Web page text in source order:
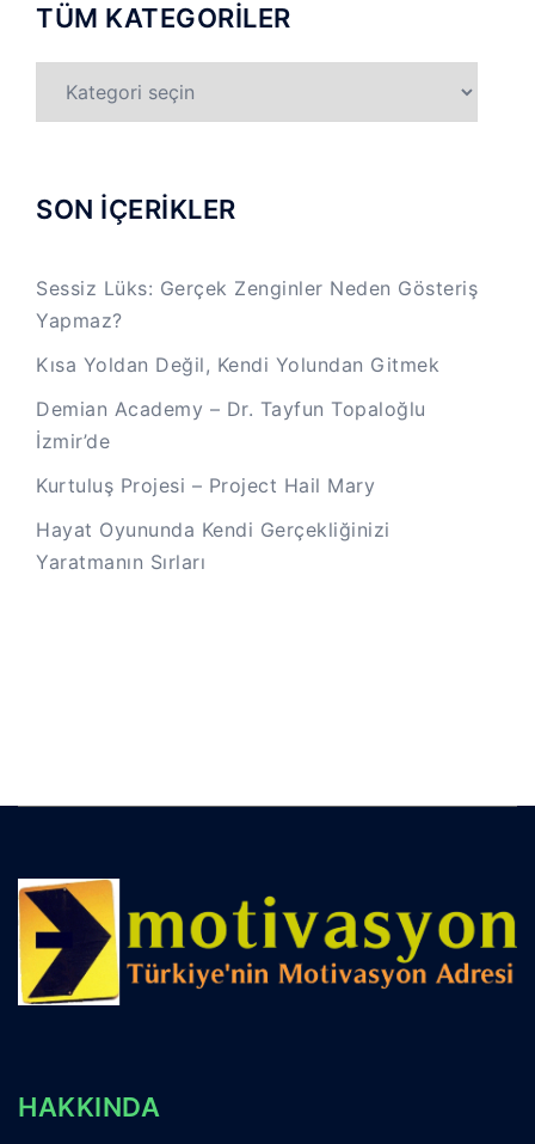
TÜM KATEGORİLER
KATEGORİLER
SON İÇERİKLER
Sessiz Lüks: Gerçek Zenginler Neden Gösteriş
Yapmaz?
Kısa Yoldan Değil, Kendi Yolundan Gitmek
Demian Academy – Dr. Tayfun Topaloğlu
İzmir’de
Kurtuluş Projesi – Project Hail Mary
Hayat Oyununda Kendi Gerçekliğinizi
Yaratmanın Sırları
HAKKINDA